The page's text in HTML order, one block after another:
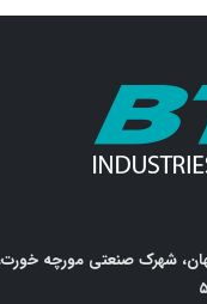
شهرک صنعتی مورچه خورت،